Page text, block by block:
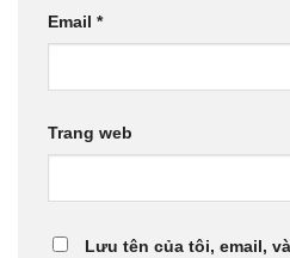
Email *
Trang web
Lưu tên của tôi, email,